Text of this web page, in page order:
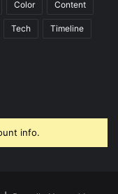
Color Content
Tech Timeline
info.